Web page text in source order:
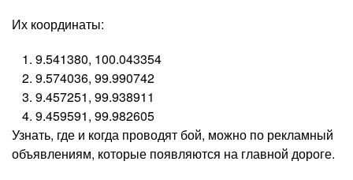
Их координаты:
9.541380, 100.043354
9.574036, 99.990742
9.457251, 99.938911
9.459591, 99.982605
Узнать, где и когда проводят бой, можно по рекламный
объявлениям, которые появляются на главной дороге.